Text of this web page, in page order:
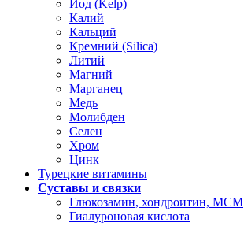
Йод (Kelp)
Калий
Кальций
Кремний (Silica)
Литий
Магний
Марганец
Медь
Молибден
Селен
Хром
Цинк
Турецкие витамины
Суставы и связки
Глюкозамин, хондроитин, МСМ
Гиалуроновая кислота